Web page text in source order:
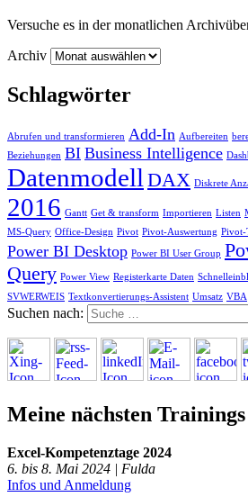
Versuche es in der monatlichen
Archiv
Schlagwörter
Abrufen und transformieren Add-In Aufbereiten
Beziehungen BI Business Intelligence
Datenmodell DAX Diskrete
2016 Gantt Get & transform Importieren Listen
MS-Query Office-Design Pivot Pivot-Auswertung Pivot-
Power BI Desktop Power BI User Group
Query Power View Registerkarte Daten
SVWERWEIS Textkonvertierungs-Assistent Umsatz VBA
Suchen nach:
Meine nächsten Trainings
Excel-Kompetenztage 2024
6. bis 8. Mai 2024 | Fulda
Infos und Anmeldung